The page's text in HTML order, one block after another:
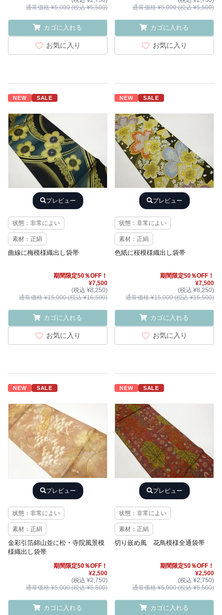
通常価格 ¥5,000 (税込 ¥5,500)
カゴに入れる
お気に入り
通常価格 ¥5,000 (税込 ¥5,500)
カゴに入れる
お気に入り
NEW SALE
プレビュー
状態：非常によい
素材：正絹
曲線に梅模様織出し袋帯
期間限定50％OFF！
¥7,500
(税込 ¥8,250)
通常価格 ¥15,000 (税込 ¥16,500)
カゴに入れる
お気に入り
NEW SALE
プレビュー
状態：非常によい
素材：正絹
色紙に桜模様織出し袋帯
期間限定50％OFF！
¥7,500
(税込 ¥8,250)
通常価格 ¥15,000 (税込 ¥16,500)
カゴに入れる
お気に入り
NEW SALE
プレビュー
状態：非常によい
素材：正絹
金彩引箔錦山並に松・寺院風景模
様織出し袋帯
期間限定50％OFF！
¥2,500
(税込 ¥2,750)
通常価格 ¥5,000 (税込 ¥5,500)
カゴに入れる
NEW SALE
プレビュー
状態：非常によい
素材：正絹
切り嵌め風 花鳥模様全通袋帯
期間限定50％OFF！
¥2,500
(税込 ¥2,750)
通常価格 ¥5,000 (税込 ¥5,500)
カゴに入れる